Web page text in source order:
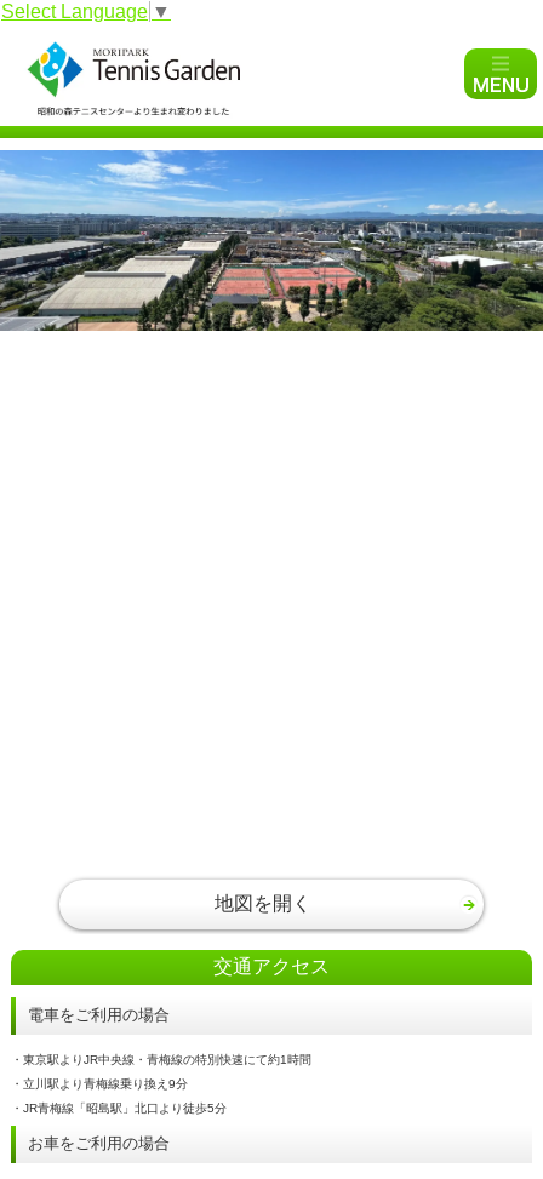
Select Language ▼
地図を開く
交通アクセス
電車をご利用の場合
・東京駅よりJR中央線・青梅線の特別快速にて約1時間
・立川駅より青梅線乗り換え9分
・JR青梅線「昭島駅」北口より徒歩5分
お車をご利用の場合